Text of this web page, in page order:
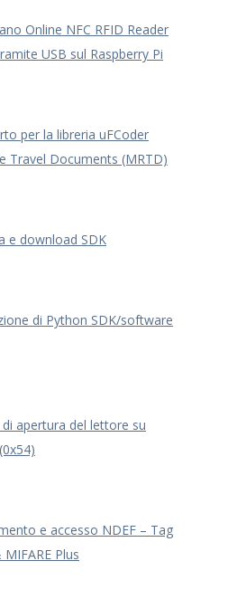
Online NFC RFID Reader
USB sul Raspberry Pi
per la libreria uFCoder
Travel Documents (MRTD)
e download SDK
di Python SDK/software
di apertura del lettore su
e accesso NDEF – Tag
MIFARE Plus